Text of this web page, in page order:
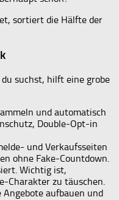
sortiert die Hälfte der
suchst, hilft eine grobe
und automatisch
Double-Opt-in
und Verkaufsseiten
ohne Fake-Countdown.
Wichtig ist,
Charakter zu täuschen.
Angebote aufbauen und